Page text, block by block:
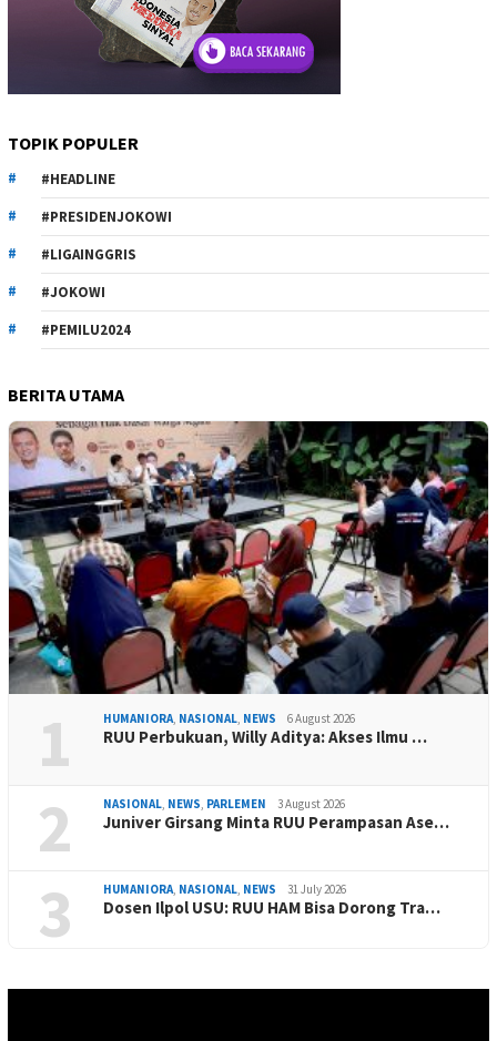
TOPIK POPULER
#HEADLINE
#PRESIDENJOKOWI
#LIGAINGGRIS
#JOKOWI
#PEMILU2024
BERITA UTAMA
1 HUMANIORA, NASIONAL, NEWS 6 August 2026
RUU Perbukuan, Willy Aditya: Akses Ilmu …
2 NASIONAL, NEWS, PARLEMEN 3 August 2026
Juniver Girsang Minta RUU Perampasan Ase…
3 HUMANIORA, NASIONAL, NEWS 31 July 2026
Dosen Ilpol USU: RUU HAM Bisa Dorong Tra…